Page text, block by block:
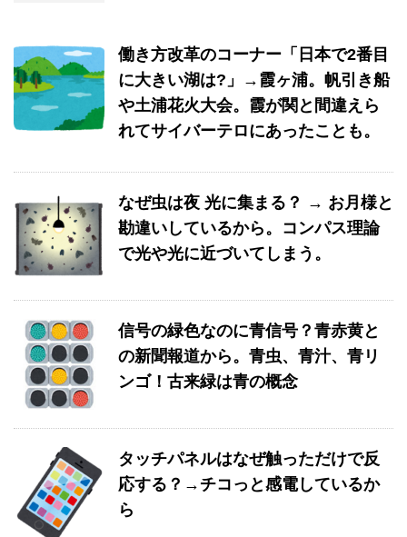
働き方改革のコーナー「日本で2番目
に大きい湖は?」→霞ヶ浦。帆引き船
や土浦花火大会。霞が関と間違えら
れてサイバーテロにあったことも。
なぜ虫は夜 光に集まる？ → お月様と
勘違いしているから。コンパス理論
で光や光に近づいてしまう。
信号の緑色なのに青信号？青赤黄と
の新聞報道から。青虫、青汁、青リ
ンゴ！古来緑は青の概念
タッチパネルはなぜ触っただけで反
応する？→チコっと感電しているか
ら